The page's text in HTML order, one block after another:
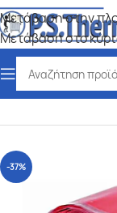
Μετάβαση στην
Μετάβαση στο
Αρχική σελίδα/
-37%